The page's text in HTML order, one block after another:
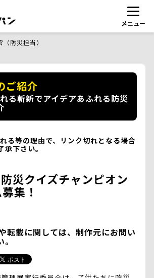
メニュー
防災担当）
ご紹介
る斬新でアイデアあふれる防災
る等の理由で、リンク切れとなる場合
承下さい。
災クイズチャンピオン
集！
転載に関しては、制作元にお問い